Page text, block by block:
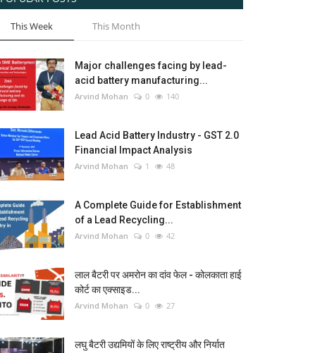
This Week This Month
Major challenges facing by lead-
acid battery manufacturing...
Arvind Mohan 0 140
Lead Acid Battery Industry - GST 2.0
Financial Impact Analysis
Arvind Mohan 1 48
A Complete Guide for Establishment
of a Lead Recycling...
Arvind Mohan 0 42
लाल बैटरी पर अमरोन का दांव फेल - कोलकाता हाई
कोर्ट का एक्साइड...
Arvind Mohan 0 27
लघु बैटरी उद्यमियों के लिए राष्ट्रीय और निर्यात